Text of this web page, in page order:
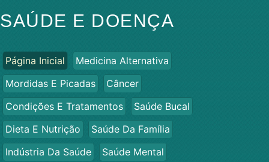
SAÚDE E DOENÇA
Página Inicial
Medicina Alternativa
Mordidas E Picadas
Câncer
Condições E Tratamentos
Saúde Bucal
Dieta E Nutrição
Saúde Da Família
Indústria Da Saúde
Saúde Mental